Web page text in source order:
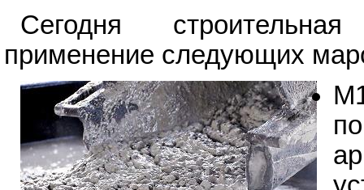
Сегодня
применение следующих